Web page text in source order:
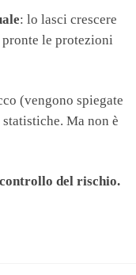
: lo lasci crescere
pronte le protezioni
(vengono spiegate
Ma non è
del rischio.